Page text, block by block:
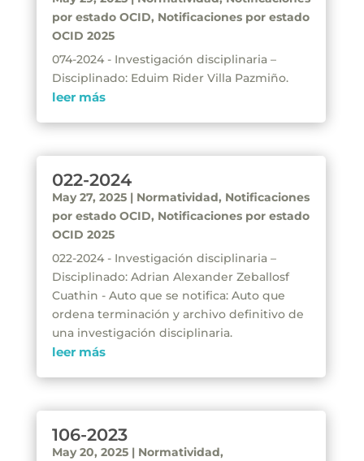
por estado OCID, Notificaciones por estado
OCID 2025
074-2024 - Investigación disciplinaria –
Disciplinado: Eduim Rider Villa Pazmiño.
leer más
022-2024
May 27, 2025| Normatividad, Notificaciones
por estado OCID, Notificaciones por estado
OCID 2025
022-2024 - Investigación disciplinaria –
Disciplinado: Adrian Alexander Zeballosf
Cuathin - Auto que se notifica: Auto que
ordena terminación y archivo definitivo de
una investigación disciplinaria.
leer más
106-2023
May 20, 2025| Normatividad,